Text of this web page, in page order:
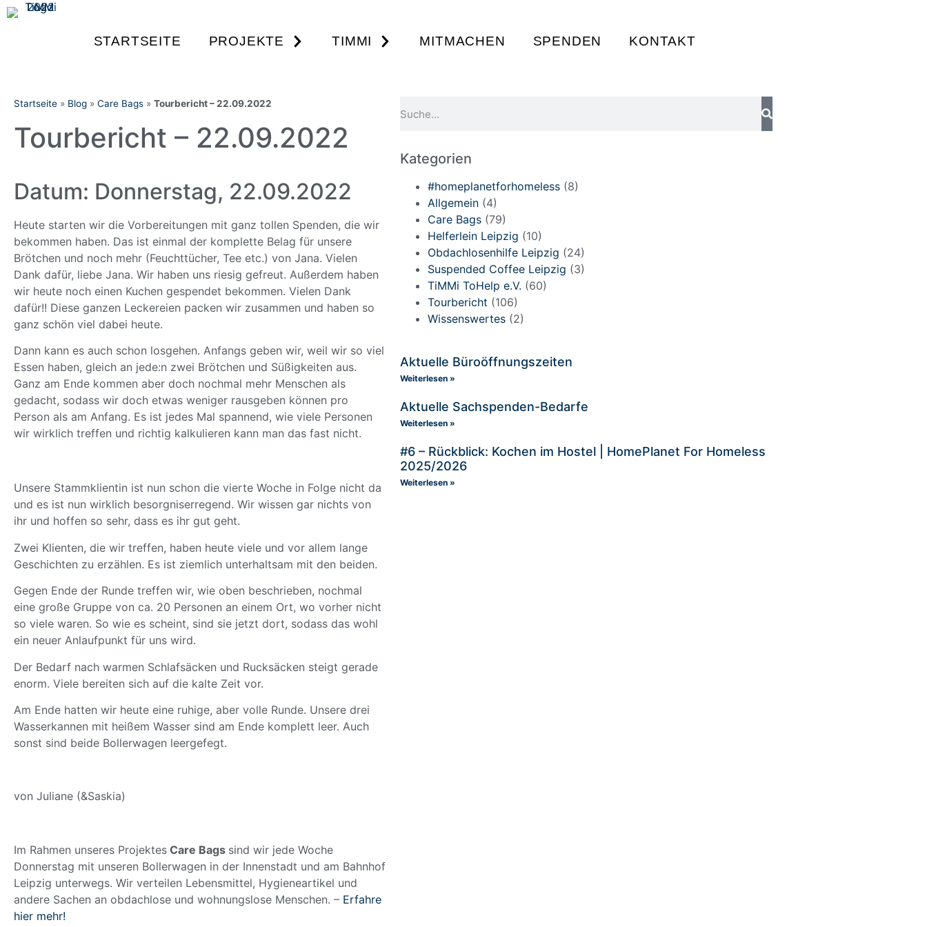
STARTSEITE PROJEKTE TIMMI MITMACHEN SPENDEN KONTAKT
Startseite » Blog » Care Bags » Tourbericht – 22.09.2022
Tourbericht – 22.09.2022
Datum: Donnerstag, 22.09.2022
Heute starten wir die Vorbereitungen mit ganz tollen Spenden, die wir
bekommen haben. Das ist einmal der komplette Belag für unsere
Brötchen und noch mehr (Feuchttücher, Tee etc.) von Jana. Vielen
Dank dafür, liebe Jana. Wir haben uns riesig gefreut. Außerdem haben
wir heute noch einen Kuchen gespendet bekommen. Vielen Dank
dafür!! Diese ganzen Leckereien packen wir zusammen und haben so
ganz schön viel dabei heute.
Dann kann es auch schon losgehen. Anfangs geben wir, weil wir so viel
Essen haben, gleich an jede:n zwei Brötchen und Süßigkeiten aus.
Ganz am Ende kommen aber doch nochmal mehr Menschen als
gedacht, sodass wir doch etwas weniger rausgeben können pro
Person als am Anfang. Es ist jedes Mal spannend, wie viele Personen
wir wirklich treffen und richtig kalkulieren kann man das fast nicht.
Unsere Stammklientin ist nun schon die vierte Woche in Folge nicht da
und es ist nun wirklich besorgniserregend. Wir wissen gar nichts von
ihr und hoffen so sehr, dass es ihr gut geht.
Zwei Klienten, die wir treffen, haben heute viele und vor allem lange
Geschichten zu erzählen. Es ist ziemlich unterhaltsam mit den beiden.
Gegen Ende der Runde treffen wir, wie oben beschrieben, nochmal
eine große Gruppe von ca. 20 Personen an einem Ort, wo vorher nicht
so viele waren. So wie es scheint, sind sie jetzt dort, sodass das wohl
ein neuer Anlaufpunkt für uns wird.
Der Bedarf nach warmen Schlafsäcken und Rucksäcken steigt gerade
enorm. Viele bereiten sich auf die kalte Zeit vor.
Am Ende hatten wir heute eine ruhige, aber volle Runde. Unsere drei
Wasserkannen mit heißem Wasser sind am Ende komplett leer. Auch
sonst sind beide Bollerwagen leergefegt.
von Juliane (&Saskia)
Im Rahmen unseres Projektes Care Bags sind wir jede Woche
Donnerstag mit unseren Bollerwagen in der Innenstadt und am Bahnhof
Leipzig unterwegs. Wir verteilen Lebensmittel, Hygieneartikel und
andere Sachen an obdachlose und wohnungslose Menschen. – Erfahre
hier mehr!
Kategorien
#homeplanetforhomeless (8)
Allgemein (4)
Care Bags (79)
Helferlein Leipzig (10)
Obdachlosenhilfe Leipzig (24)
Suspended Coffee Leipzig (3)
TiMMi ToHelp e.V. (60)
Tourbericht (106)
Wissenswertes (2)
Aktuelle Büroöffnungszeiten
Weiterlesen »
Aktuelle Sachspenden-Bedarfe
Weiterlesen »
#6 – Rückblick: Kochen im Hostel | HomePlanet For Homeless
2025/2026
Weiterlesen »